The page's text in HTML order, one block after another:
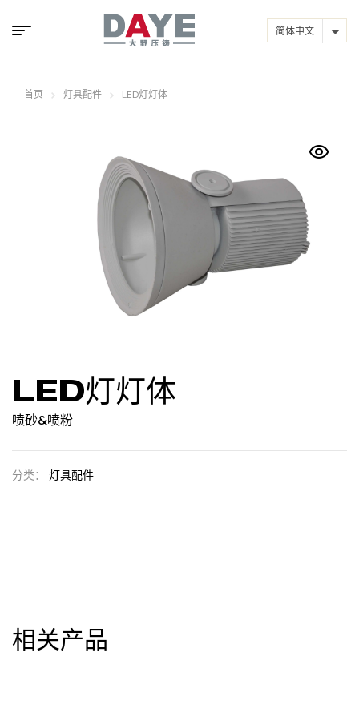
简体中文
首页 灯具配件 LED灯灯体
LED灯灯体
喷砂&喷粉
分类： 灯具配件
相关产品